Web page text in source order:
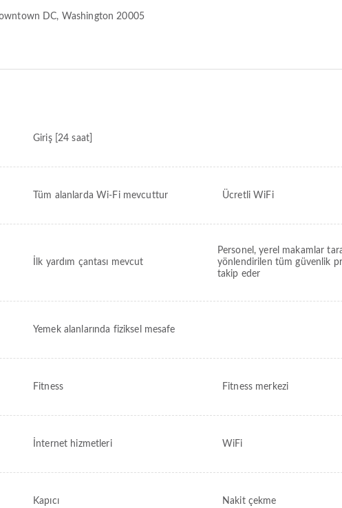
DC, Washington 20005
Giriş [24 saat]
Tüm alanlarda Wi-Fi mevcuttur Ücretli WiFi
İlk yardım çantası mevcut
Personel, yerel makamlar
yönlendirilen tüm güvenlik
takip eder
Yemek alanlarında fiziksel mesafe
Fitness Fitness merkezi
İnternet hizmetleri WiFi
Kapıcı Nakit çekme